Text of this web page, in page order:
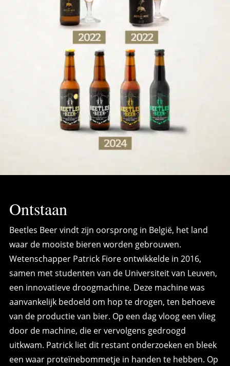
Ontstaan
Beetles Beer vindt zijn oorsprong in België, het land
waar de mooiste bieren worden gebrouwen.
Wetenschapper Patrick Fiore ontwikkelde in 2016,
samen met studenten van de Universiteit van Leuven,
een innovatieve droogmachine. Deze machine was
aanvankelijk bedoeld om hop te drogen, ten behoeve
van de productie van bier. Op een dag vloog een vlieg
door de machine, die er vervolgens gedroogd
uitkwam. Patrick liet dit restant onderzoeken en bleek
een waar proteïnebommetje in handen te hebben. Op